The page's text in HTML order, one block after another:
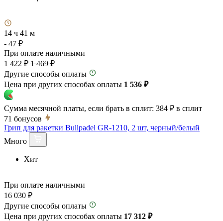
14 ч 41 м
- 47 ₽
При оплате наличными
1 422 ₽ 1 469 ₽
Другие способы оплаты
Цена при других способах оплаты 1 536 ₽
Сумма месячной платы, если брать в сплит: 384 ₽ в сплит
71 бонусов
Грип для ракетки Bullpadel GR-1210, 2 шт, черный/белый
Много
Хит
При оплате наличными
16 030 ₽
Другие способы оплаты
Цена при других способах оплаты 17 312 ₽